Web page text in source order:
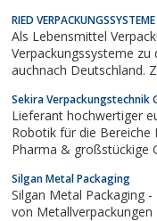
RIED
Als Lebensmittel
Verpackungssysteme
auchnach Deutschland.
Feinkostverpackungen
Verpackungen.
Sekira Verpackungstechnik
Lieferant hochwertiger
Robotik für die Bereiche
Pharma & großstückige
Silgan Metal Packaging
Silgan Metal Packaging
von Metallverpackungen